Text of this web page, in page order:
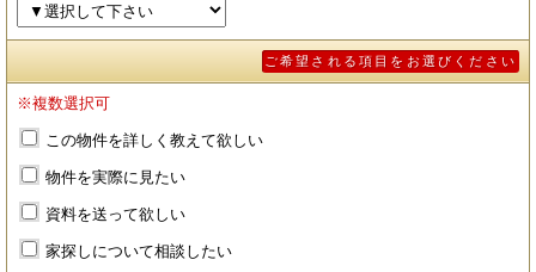
ご希望される項目をお選びください
※複数選択可
この物件を詳しく教えて欲しい
物件を実際に見たい
資料を送って欲しい
家探しについて相談したい